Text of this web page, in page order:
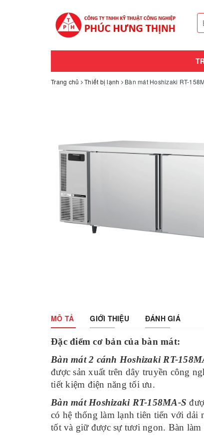
Trang chủ Thiết bị lạnh Bàn mát Hoshizaki RT-
MÔ TẢ GIỚI THIỆU ĐÁNH GIÁ
Đặc điểm cơ bản của bàn mát:
Bàn mát 2 cánh Hoshizaki RT-
được sản xuất trên dây truyền công
tiết kiệm điện năng tối ưu.
Bàn mát Hoshizaki RT-158MA-S
có hệ thống làm lạnh tiên tiến với dải
tốt và giữ được sự tươi ngon. Bàn